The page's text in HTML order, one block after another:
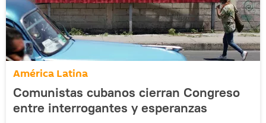
América Latina
Comunistas cubanos cierran Congreso
entre interrogantes y esperanzas